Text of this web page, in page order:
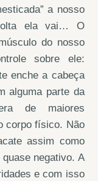
a nosso
ela vai… O
do nosso
sobre ele:
enche a cabeça
alguma parte da
de maiores
corpo físico. Não
assim como
negativo. A
e com isso